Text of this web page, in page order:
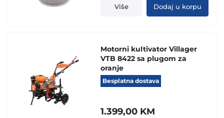
Više Dodaj u korpu
Motorni kultivator Villager
VTB 8422 sa plugom za
oranje
Besplatna dostava
1.399,00 KM